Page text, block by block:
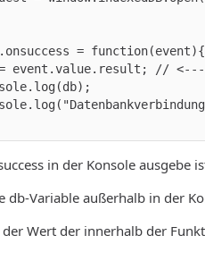
in der Konsole ausgebe
db-Variable außerhalb in der
Wert der innerhalb der